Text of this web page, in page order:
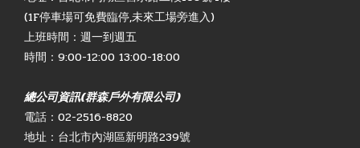
(1F停車場可免費臨停,未來工場旁進入)
上班時間：週一到週五
時間：9:00-12:00 13:00-18:00
總公司資訊(群森戶外有限公司)
電話：02-2516-8820
地址：台北市內湖區新明路239號